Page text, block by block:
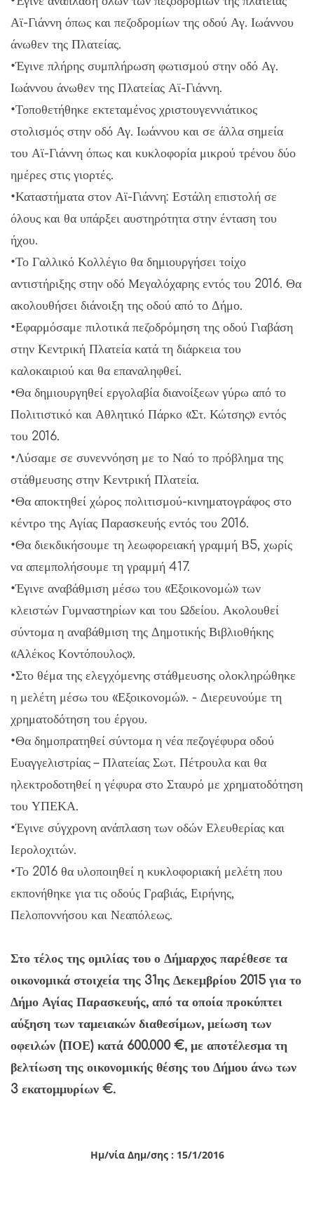
Αϊ-Γιάννη όπως και πεζοδρομίων της οδού Αγ. Ιωάννου
άνωθεν της Πλατείας.
•Έγινε πλήρης συμπλήρωση φωτισμού στην οδό Αγ.
Ιωάννου άνωθεν της Πλατείας Αϊ-Γιάννη.
•Τοποθετήθηκε εκτεταμένος χριστουγεννιάτικος
στολισμός στην οδό Αγ. Ιωάννου και σε άλλα σημεία
του Αϊ-Γιάννη όπως και κυκλοφορία μικρού τρένου δύο
ημέρες στις γιορτές.
•Καταστήματα στον Αϊ-Γιάννη: Εστάλη επιστολή σε
όλους και θα υπάρξει αυστηρότητα στην ένταση του
ήχου.
•Το Γαλλικό Κολλέγιο θα δημιουργήσει τοίχο
αντιστήριξης στην οδό Μεγαλόχαρης εντός του 2016. Θα
ακολουθήσει διάνοιξη της οδού από το Δήμο.
•Εφαρμόσαμε πιλοτικά πεζοδρόμηση της οδού Γιαβάση
στην Κεντρική Πλατεία κατά τη διάρκεια του
καλοκαιριού και θα επαναληφθεί.
•Θα δημιουργηθεί εργολαβία διανοίξεων γύρω από το
Πολιτιστικό και Αθλητικό Πάρκο «Στ. Κώτσης» εντός
του 2016.
•Λύσαμε σε συνεννόηση με το Ναό το πρόβλημα της
στάθμευσης στην Κεντρική Πλατεία.
•Θα αποκτηθεί χώρος πολιτισμού-κινηματογράφος στο
κέντρο της Αγίας Παρασκευής εντός του 2016.
•Θα διεκδικήσουμε τη λεωφορειακή γραμμή Β5, χωρίς
να απεμπολήσουμε τη γραμμή 417.
•Έγινε αναβάθμιση μέσω του «Εξοικονομώ» των
κλειστών Γυμναστηρίων και του Ωδείου. Ακολουθεί
σύντομα η αναβάθμιση της Δημοτικής Βιβλιοθήκης
«Αλέκος Κοντόπουλος».
•Στο θέμα της ελεγχόμενης στάθμευσης ολοκληρώθηκε
η μελέτη μέσω του «Εξοικονομώ». - Διερευνούμε τη
χρηματοδότηση του έργου.
•Θα δημοπρατηθεί σύντομα η νέα πεζογέφυρα οδού
Ευαγγελιστρίας – Πλατείας Σωτ. Πέτρουλα και θα
ηλεκτροδοτηθεί η γέφυρα στο Σταυρό με χρηματοδότηση
του ΥΠΕΚΑ.
•Έγινε σύγχρονη ανάπλαση των οδών Ελευθερίας και
Ιερολοχιτών.
•Το 2016 θα υλοποιηθεί η κυκλοφοριακή μελέτη που
εκπονήθηκε για τις οδούς Γραβιάς, Ειρήνης,
Πελοποννήσου και Νεαπόλεως.
Στο τέλος της ομιλίας του ο Δήμαρχος παρέθεσε τα
οικονομικά στοιχεία της 31ης Δεκεμβρίου 2015 για το
Δήμο Αγίας Παρασκευής, από τα οποία προκύπτει
αύξηση των ταμειακών διαθεσίμων, μείωση των
οφειλών (ΠΟΕ) κατά 600.000 €, με αποτέλεσμα τη
βελτίωση της οικονομικής θέσης του Δήμου άνω των
3 εκατομμυρίων €.
Ημ/νία Δημ/σης : 15/1/2016